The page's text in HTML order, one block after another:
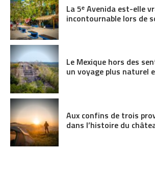
La 5ᵉ Avenida est-elle
incontournable lors de
Le Mexique hors des
un voyage plus naturel
Aux confins de trois
dans l’histoire du